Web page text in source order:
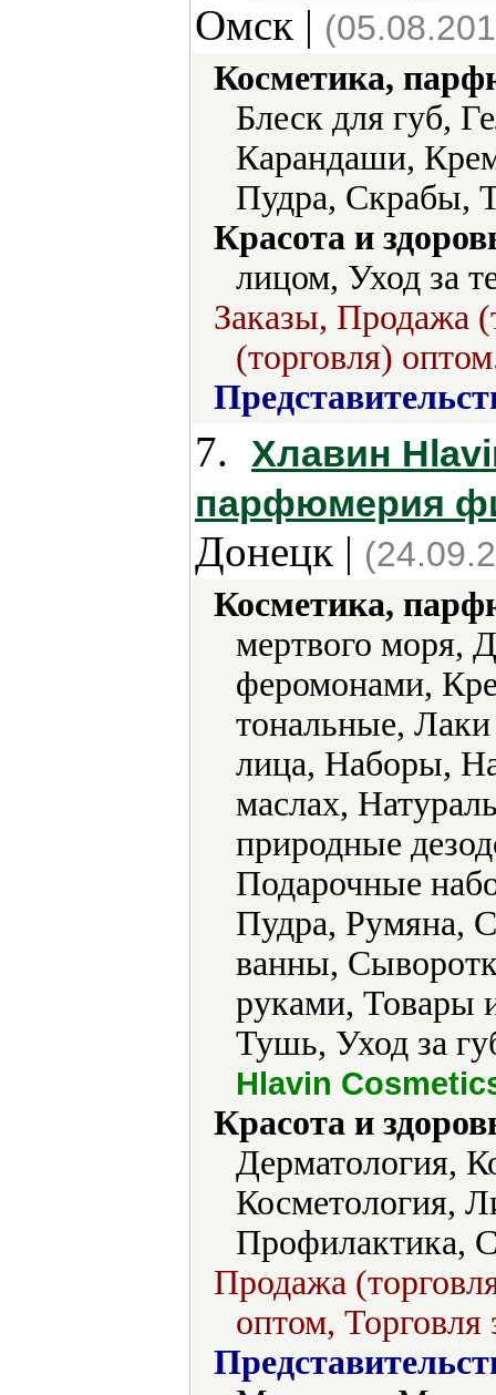
Омск |
Косметика,
Блеск для губ,
Карандаши,
Пудра, Скрабы,
Красота и
лицом, Уход за
Заказы, Продажа
(торговля)
7.
Хлавин
парфюмерия
Донецк |
Косметика,
мертвого моря,
феромонами,
тональные,
лица, Наборы,
маслах,
природные
Подарочные
Пудра, Румяна,
ванны,
руками, Товары
Тушь, Уход за
Hlavin
Красота и
Дерматология,
Косметология,
Профилактика,
Продажа
оптом, Торговля